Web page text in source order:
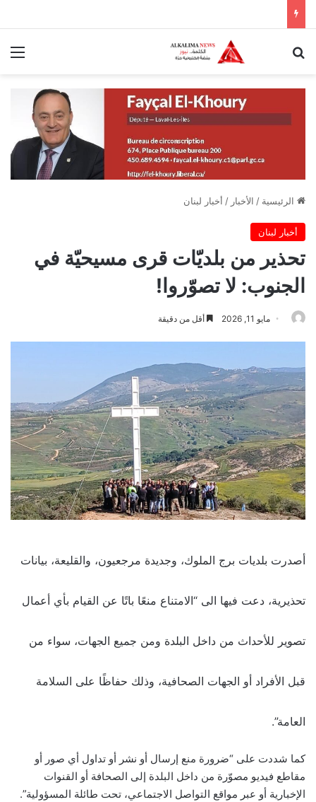
الرئيسية / الأخبار / أخبار لبنان
أخبار لبنان
تحذير من بلديّات قرى مسيحيّة في
الجنوب: لا تصوّروا!
مايو 11, 2026 أقل من دقيقة
أصدرت بلديات برج الملوك، وجديدة مرجعيون، والقليعة، بيانات
تحذيرية، دعت فيها الى “الامتناع منعًا باتًا عن القيام بأي أعمال
تصوير للأحداث من داخل البلدة ومن جميع الجهات، سواء من
قبل الأفراد أو الجهات الصحافية، وذلك حفاظًا على السلامة
العامة”.
كما شددت على “ضرورة منع إرسال أو نشر أو تداول أي صور أو
مقاطع فيديو مصوّرة من داخل البلدة إلى الصحافة أو القنوات
الإخبارية أو عبر مواقع التواصل الاجتماعي، تحت طائلة المسؤولية”.